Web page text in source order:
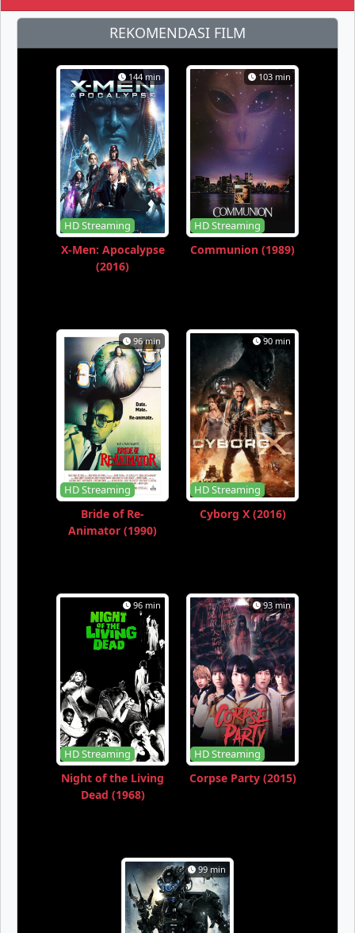
REKOMENDASI FILM
144 min
HD Streaming
X-Men: Apocalypse
(2016)
103 min
HD Streaming
Communion (1989)
96 min
HD Streaming
Bride of Re-
Animator (1990)
90 min
HD Streaming
Cyborg X (2016)
96 min
HD Streaming
Night of the Living
Dead (1968)
93 min
HD Streaming
Corpse Party (2015)
99 min